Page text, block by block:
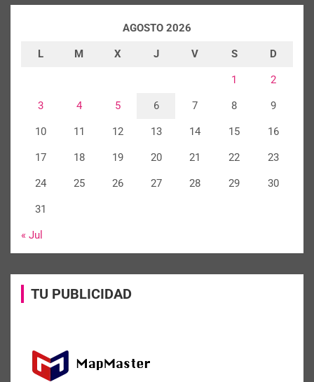
AGOSTO 2026
L M X J V S D
1 2
3 4 5 6 7 8 9
10 11 12 13 14 15 16
17 18 19 20 21 22 23
24 25 26 27 28 29 30
31
« Jul
TU PUBLICIDAD